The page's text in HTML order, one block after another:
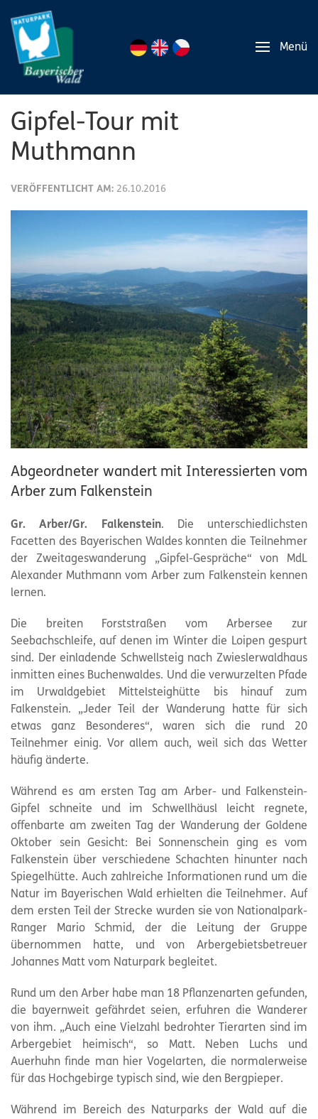
Menü
Gipfel-Tour mit
Muthmann
VERÖFFENTLICHT AM: 26.10.2016
Abgeordneter wandert mit Interessierten vom
Arber zum Falkenstein
Gr. Arber/Gr. Falkenstein. Die unterschiedlichsten
Facetten des Bayerischen Waldes konnten die Teilnehmer
der Zweitageswanderung „Gipfel-Gespräche“ von MdL
Alexander Muthmann vom Arber zum Falkenstein kennen
lernen.
Die breiten Forststraßen vom Arbersee zur
Seebachschleife, auf denen im Winter die Loipen gespurt
sind. Der einladende Schwellsteig nach Zwieslerwaldhaus
inmitten eines Buchenwaldes. Und die verwurzelten Pfade
im Urwaldgebiet Mittelsteighütte bis hinauf zum
Falkenstein. „Jeder Teil der Wanderung hatte für sich
etwas ganz Besonderes“, waren sich die rund 20
Teilnehmer einig. Vor allem auch, weil sich das Wetter
häufig änderte.
Während es am ersten Tag am Arber- und Falkenstein-
Gipfel schneite und im Schwellhäusl leicht regnete,
offenbarte am zweiten Tag der Wanderung der Goldene
Oktober sein Gesicht: Bei Sonnenschein ging es vom
Falkenstein über verschiedene Schachten hinunter nach
Spiegelhütte. Auch zahlreiche Informationen rund um die
Natur im Bayerischen Wald erhielten die Teilnehmer. Auf
dem ersten Teil der Strecke wurden sie von Nationalpark-
Ranger Mario Schmid, der die Leitung der Gruppe
übernommen hatte, und von Arbergebietsbetreuer
Johannes Matt vom Naturpark begleitet.
Rund um den Arber habe man 18 Pflanzenarten gefunden,
die bayernweit gefährdet seien, erfuhren die Wanderer
von ihm. „Auch eine Vielzahl bedrohter Tierarten sind im
Arbergebiet heimisch“, so Matt. Neben Luchs und
Auerhuhn finde man hier Vogelarten, die normalerweise
für das Hochgebirge typisch sind, wie den Bergpieper.
Während im Bereich des Naturparks der Wald auf die